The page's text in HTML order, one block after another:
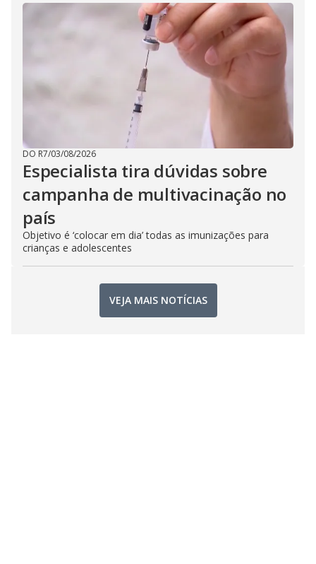
DO R7/03/08/2026
Especialista tira dúvidas sobre
campanha de multivacinação no
país
Objetivo é ‘colocar em dia’ todas as imunizações para
crianças e adolescentes
VEJA MAIS NOTÍCIAS